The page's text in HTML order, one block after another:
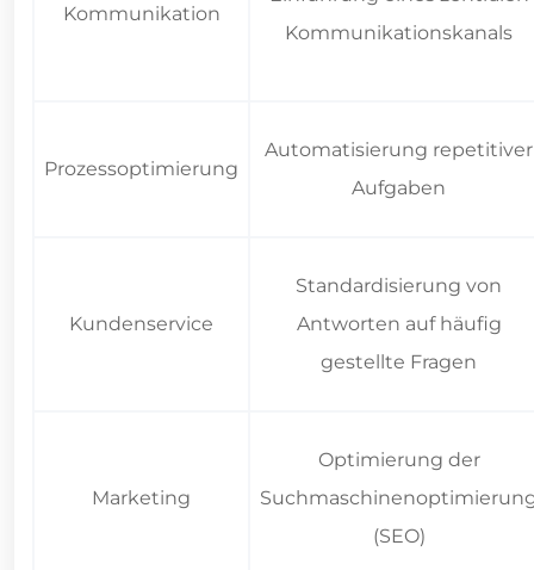
Kommunikation
Kommunikationskanals
Prozessoptimierung
Automatisierung repetitiver
Aufgaben
Kundenservice
Standardisierung von
Antworten auf häufig
gestellte Fragen
Marketing
Optimierung der
(SEO)